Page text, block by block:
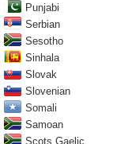
Punjabi
Serbian
Sesotho
Sinhala
Slovak
Slovenian
Somali
Samoan
Scots Gaelic